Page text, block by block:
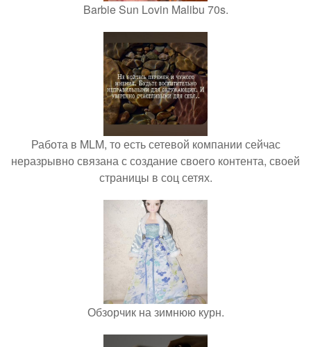
Barbie Sun Lovin Malibu 70s.
Работа в MLM, то есть сетевой компании сейчас
неразрывно связана с создание своего контента, своей
страницы в соц сетях.
Обзорчик на зимнюю курн.